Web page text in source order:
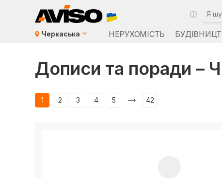
Черкаська НЕРУХОМІСТЬ
Дописи та поради –
1 2 3 4 5 42